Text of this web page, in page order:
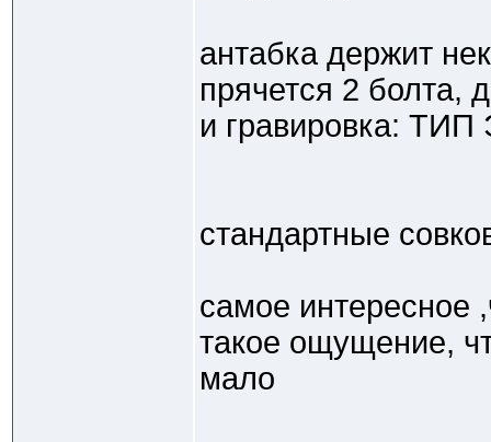
антабка держит
прячется 2 болта,
и гравировка:
стандартные
самое интересное
такое ощущение,
мало